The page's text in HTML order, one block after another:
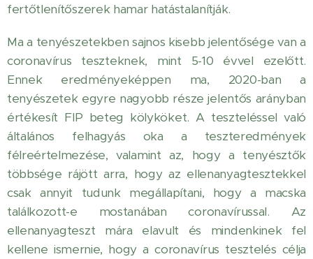
fertőtlenítőszerek hamar hatástalanítják.
Ma a tenyészetekben sajnos kisebb jelentősége van a
coronavírus teszteknek, mint 5-10 évvel ezelőtt.
Ennek eredményeképpen ma, 2020-ban a
tenyészetek egyre nagyobb része jelentős arányban
értékesít FIP beteg kölyköket. A teszteléssel való
általános felhagyás oka a teszteredmények
félreértelmezése, valamint az, hogy a tenyésztők
többsége rájött arra, hogy az ellenanyagtesztekkel
csak annyit tudunk megállapítani, hogy a macska
találkozott-e mostanában coronavírussal. Az
ellenanyagteszt mára elavult és mindenkinek fel
kellene ismernie, hogy a coronavírus tesztelés célja